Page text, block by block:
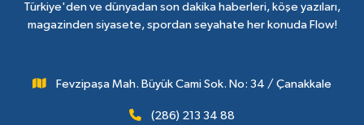
Türkiye'den ve dünyadan son dakika haberleri, köşe yazıları,
magazinden siyasete, spordan seyahate her konuda Flow!
Fevzipaşa Mah. Büyük Cami Sok. No: 34 / Çanakkale
(286) 213 34 88